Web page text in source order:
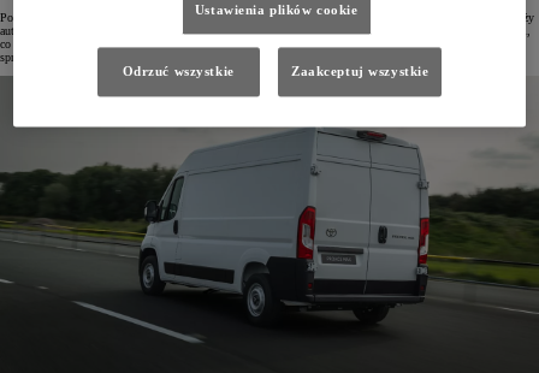
Pozycja Toyota Professional na polskim rynku jest coraz mocniejsza, na co wskazuje znaczny wzrost sprzedaży
aut użytkowych z tej linii. Od początku roku zarejestrowano 8607 pojazdów osobowych i dostawczych marki,
co stanowi wzrost o 5,1% w porównaniu z analogicznym okresem roku poprzedniego. Tylko we wrześniu
sprzedano 778 samochodów.
Ustawienia plików cookie
Odrzuć wszystkie Zaakceptuj wszystkie